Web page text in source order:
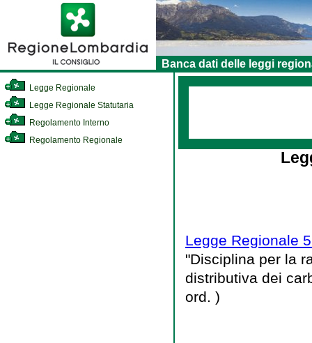
Banca dati delle leggi
Legge Regionale
Legge Regionale Statutaria
Regolamento Interno
Regolamento Regionale
Legge Regionale
"Disciplina per la
distributiva dei
ord. )